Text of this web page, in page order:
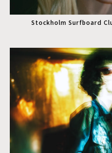
Stockholm Surfboard